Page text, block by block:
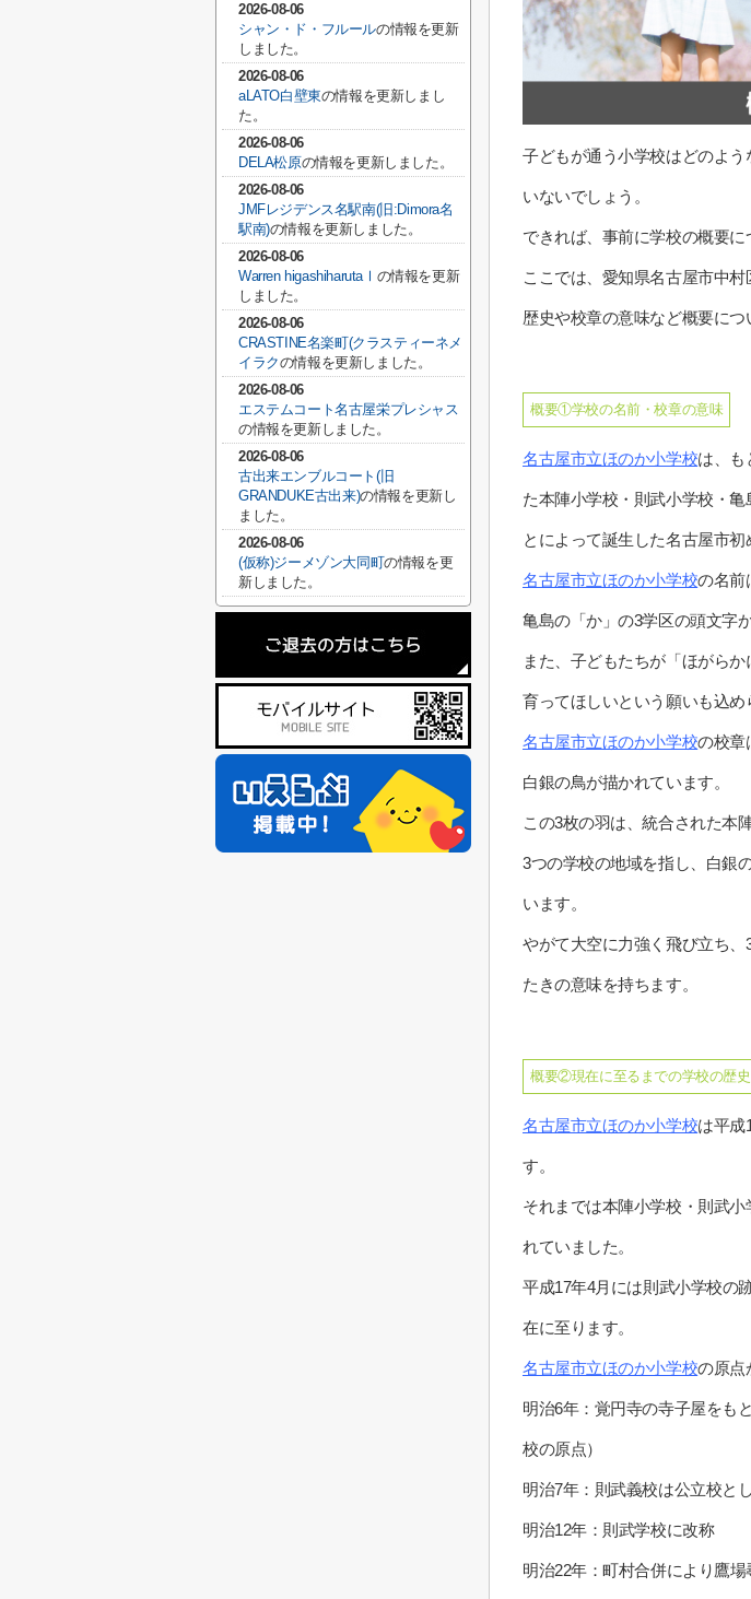
子どもが通う小学校はどのよ
いないでしょう。
できれば、事前に学校の概要に
ここでは、愛知県名古屋市中村
歴史や校章の意味など概要につ
概要①学校の名前・校章の意味
名古屋市立ほのか小学校は、も
た本陣小学校・則武小学校・
とによって誕生した名古屋市初
名古屋市立ほのか小学校の名前
亀島の「か」の3学区の頭文字
また、子どもたちが「ほがらか
育ってほしいという願いも込め
名古屋市立ほのか小学校の校章
白銀の鳥が描かれています。
この3枚の羽は、統合された本
3つの学校の地域を指し、白銀
います。
やがて大空に力強く飛び立ち
たきの意味を持ちます。
概要②現在に至るまでの学校の歴史
名古屋市立ほのか小学校は平成
す。
それまでは本陣小学校・則武
れていました。
平成17年4月には則武小学校の
在に至ります。
名古屋市立ほのか小学校の原点
明治6年：覚円寺の寺子屋をも
校の原点）
明治7年：則武義校は公立校と
明治12年：則武学校に改称
明治22年：町村合併により鷹
2026-08-06
シャン・ド・フルールの情報を更新
しました。
2026-08-06
aLATO白壁東の情報を更新しまし
た。
2026-08-06
DELA松原の情報を更新しました。
2026-08-06
JMFレジデンス名駅南(旧:Dimora名
駅南)の情報を更新しました。
2026-08-06
Warren higashiharutaⅠ の情報を更新
しました。
2026-08-06
CRASTINE名楽町(クラスティーネメ
イラクの情報を更新しました。
2026-08-06
エステムコート名古屋栄プレシャス
の情報を更新しました。
2026-08-06
古出来エンブルコート(旧
GRANDUKE古出来)の情報を更新し
ました。
2026-08-06
(仮称)ジーメゾン大同町の情報を更
新しました。